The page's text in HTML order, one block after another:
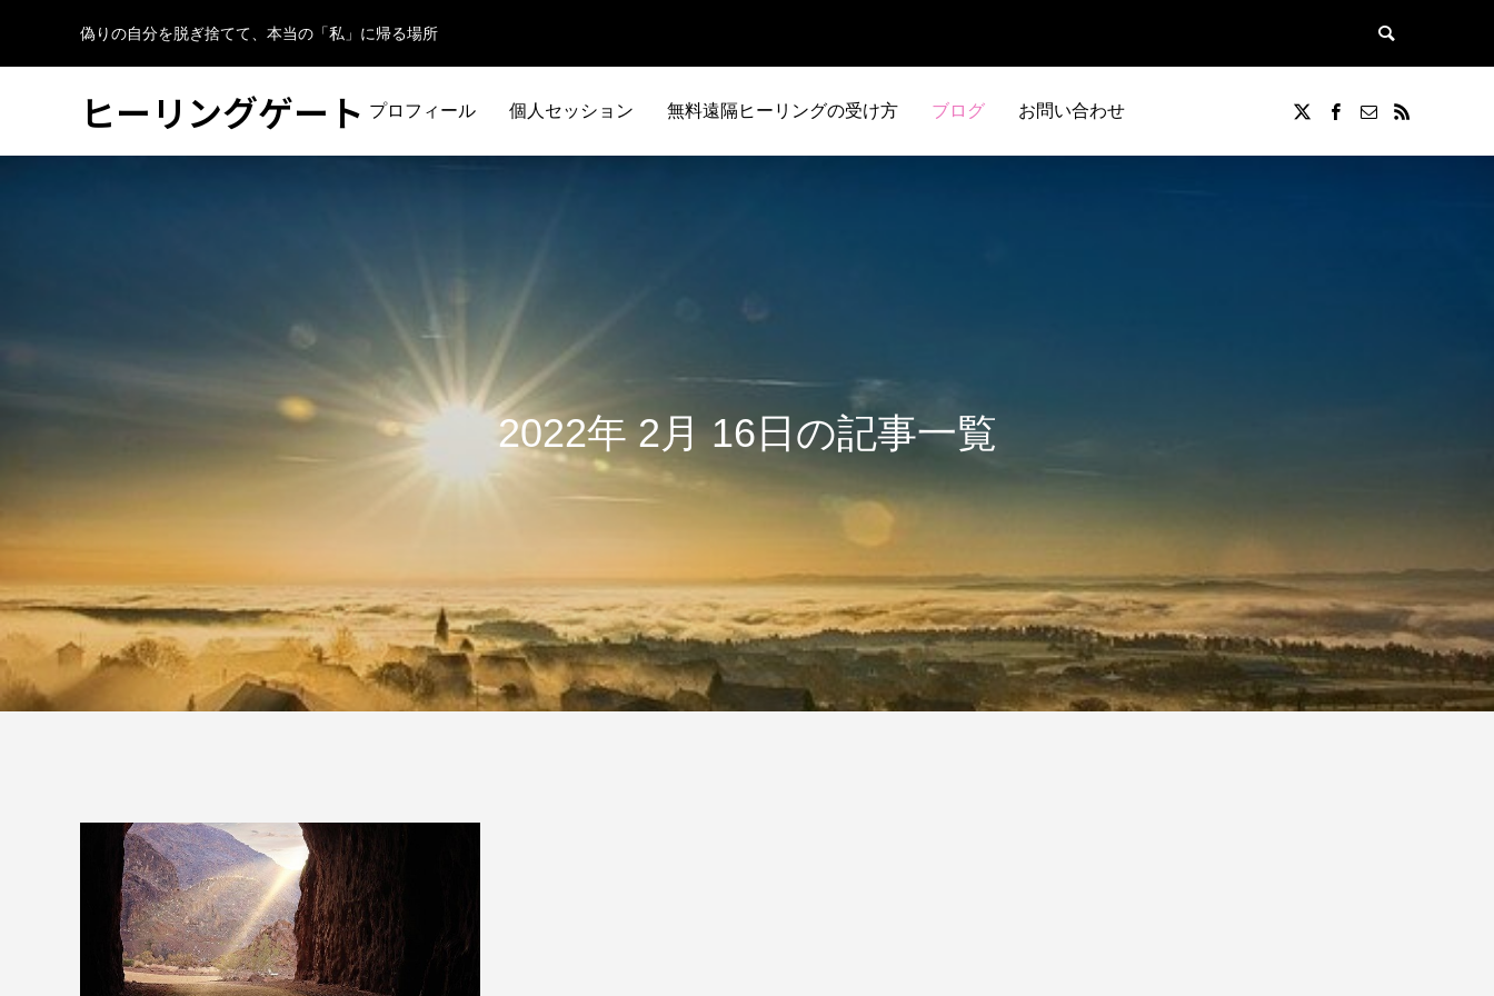
偽りの自分を脱ぎ捨てて、本当の「私」に帰る場所
ヒーリングゲート プロフィール 個人セッション 無料遠隔ヒーリングの受け方 ブログ お問い合わせ
2022年 2月 16日の記事一覧